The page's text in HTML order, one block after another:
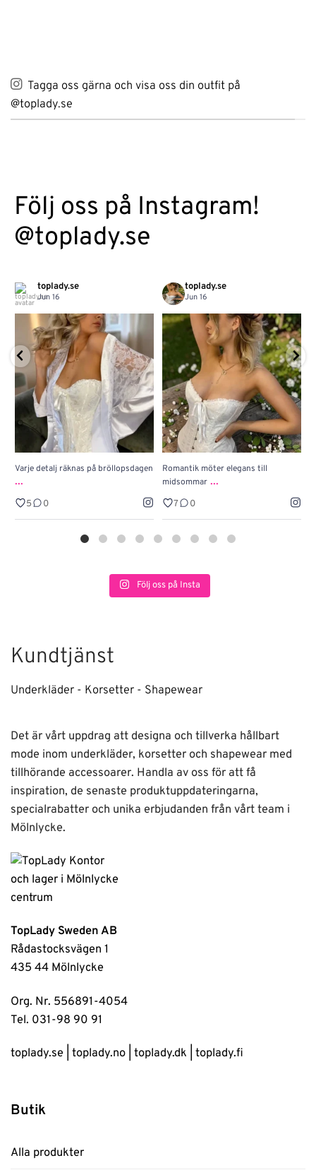
Tagga oss gärna och visa oss din outfit på
@toplady.se
Följ oss på Instagram!
@toplady.se
toplady.se
Jun 16
Varje detalj räknas på bröllopsdagen
...
5 0
toplady.se
Jun 16
Romantik möter elegans till
midsommar ...
7 0
Följ oss på Insta
Kundtjänst
Underkläder - Korsetter - Shapewear
Det är vårt uppdrag att designa och tillverka hållbart
mode inom underkläder, korsetter och shapewear med
tillhörande accessoarer. Handla av oss för att få
inspiration, de senaste produktuppdateringarna,
specialrabatter och unika erbjudanden från vårt team i
Mölnlycke.
TopLady Sweden AB
Rådastocksvägen 1
435 44 Mölnlycke
Org. Nr. 556891-4054
Tel. 031-98 90 91
toplady.se toplady.no toplady.dk toplady.fi
Butik
Alla produkter